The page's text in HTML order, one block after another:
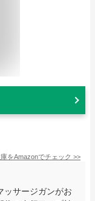
をAmazonでチェック >>
ッサージガンがお